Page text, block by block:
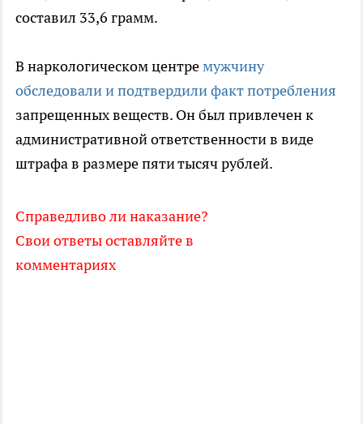
составил 33,6 грамм.
В наркологическом центремужчину
обследовали и подтвердили факт потребления
запрещенных веществ. Он был привлечен к
административной ответственности в виде
штрафа в размере пяти тысяч рублей.
Справедливо ли наказание?
Свои ответы оставляйте в
комментариях